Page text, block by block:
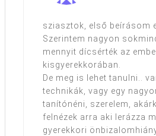
sziasztok, első beírásom
Szerintem nagyon
mennyit dícsérték az
kisgyerekkorában.
De meg is lehet tanulni..
technikák, vagy egy
tanítónéni, szerelem,
felnézek arra aki lerázza
gyerekkori